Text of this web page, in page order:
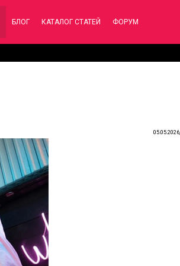
БЛОГ КАТАЛОГ СТАТЕЙ ФОРУМ